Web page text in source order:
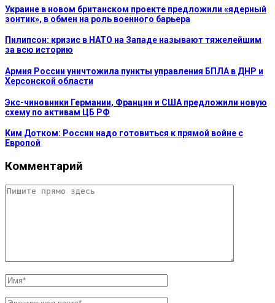
Украине в новом британском проекте предложили «ядерный
зонтик», в обмен на роль военного барьера
Пилипсон: кризис в НАТО на Западе называют тяжелейшим
за всю историю
Армия России уничтожила пункты управления БПЛА в ДНР и
Херсонской области
Экс-чиновники Германии, Франции и США предложили новую
схему по активам ЦБ РФ
Ким Дотком: России надо готовиться к прямой войне с
Европой
Комментарий